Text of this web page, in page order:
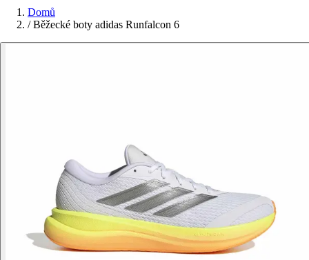
Domů
/ Běžecké boty adidas Runfalcon 6